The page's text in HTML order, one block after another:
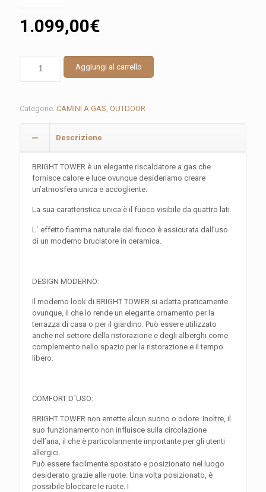
1.099,00€
TOWER
A
ESTERNO
quantità
Aggiungi al carrello
Categorie: CAMINI A GAS OUTDOOR
Descrizione
BRIGHT TOWER è un elegante riscaldatore a gas che
fornisce calore e luce ovunque desideriamo creare
un’atmosfera unica e accogliente.
La sua caratteristica unica è il fuoco visibile da quattro lati.
L´ effetto fiamma naturale del fuoco è assicurata dall’uso
di un moderno bruciatore in ceramica.
DESIGN MODERNO:
Il moderno look di BRIGHT TOWER si adatta praticamente
ovunque, il che lo rende un elegante ornamento per la
terrazza di casa o per il giardino. Può essere utilizzato
anche nel settore della ristorazione e degli alberghi come
complemento nello spazio per la ristorazione e il tempo
libero.
COMFORT D´USO:
BRIGHT TOWER non emette alcun suono o odore. Inoltre, il
suo funzionamento non influisce sulla circolazione
dell’aria, il che è particolarmente importante per gli utenti
allergici.
Può essere facilmente spostato e posizionato nel luogo
desiderato grazie alle ruote. Una volta posizionato, è
possibile bloccare le ruote. I